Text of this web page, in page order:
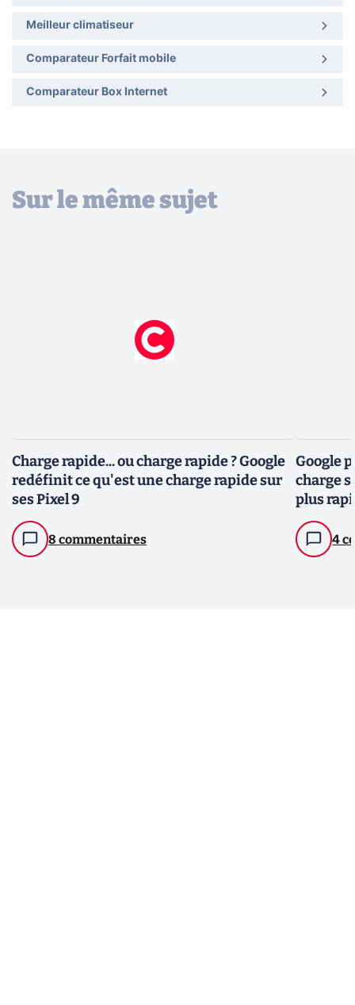
Meilleur climatiseur
Comparateur Forfait mobile
Comparateur Box Internet
Sur le même sujet
Charge rapide... ou charge rapide ? Google
redéfinit ce qu'est une charge rapide sur
ses Pixel 9
8 commentaires
Google
charge
plus
4